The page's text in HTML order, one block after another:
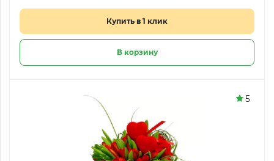
Купить в 1 клик
В корзину
5